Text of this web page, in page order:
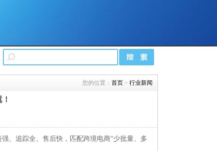
您的位置： 首页 > 行业新闻
、追踪全、售后快，匹配跨境电商“少批量、多